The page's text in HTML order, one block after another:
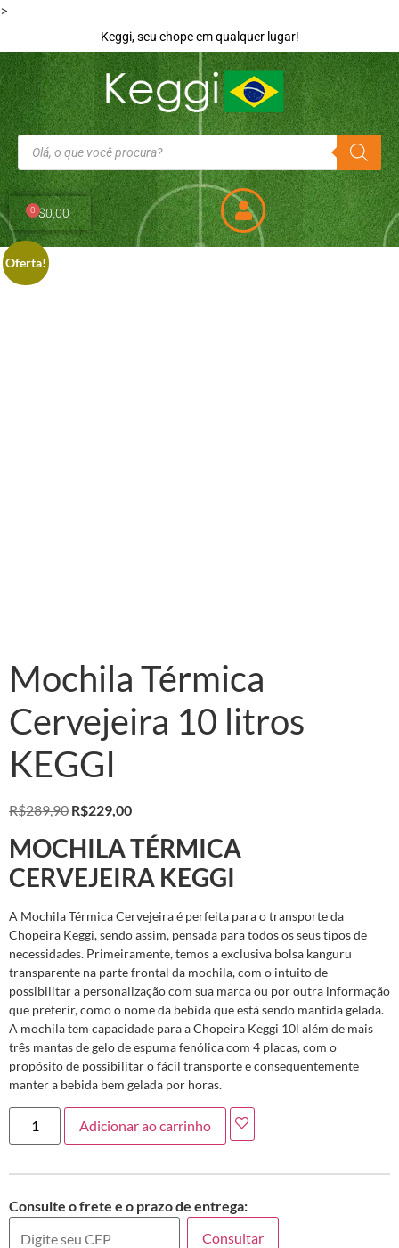
>
Keggi, seu chope em qualquer lugar!
R$0,00
0
Oferta!
Mochila Térmica
Cervejeira 10 litros
KEGGI
R$289,90 R$229,00
MOCHILA TÉRMICA
CERVEJEIRA KEGGI
A Mochila Térmica Cervejeira é perfeita para o transporte da
Chopeira Keggi, sendo assim, pensada para todos os seus tipos de
necessidades. Primeiramente, temos a exclusiva bolsa kanguru
transparente na parte frontal da mochila, com o intuito de
possibilitar a personalização com sua marca ou por outra informação
que preferir, como o nome da bebida que está sendo mantida gelada.
A mochila tem capacidade para a Chopeira Keggi 10l além de mais
três mantas de gelo de espuma fenólica com 4 placas, com o
propósito de possibilitar o fácil transporte e consequentemente
manter a bebida bem gelada por horas.
Adicionar ao carrinho
Consulte o frete e o prazo de entrega:
Consultar